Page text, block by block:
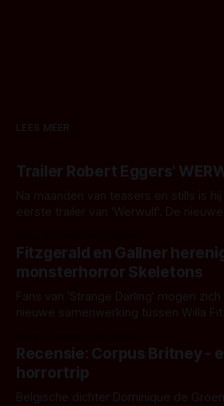
LEES MEER
Trailer Robert Eggers'
Na maanden van teasers en stills is
eerste trailer van 'Werwulf'. De
kille stijl vol folklore en mythe. Het
het het al raden?)... de weerwolf. Kijk
Fitzgerald en Gallner
monsterhorror Skeletons
Fans van 'Strange Darling' mogen
nieuwe samenwerking tussen Willa
'Skeletons', een nieuwe creature
opnames zijn gestart in Australië.
Recensie: Corpus Britney -
horrortrip
Belgische dichter Dominique de